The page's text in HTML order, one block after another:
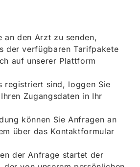
an den Arzt zu senden,
der verfügbaren Tarifpakete
auf unserer Plattform
registriert sind, loggen Sie
Zugangsdaten in Ihr
können Sie Anfragen an
über das Kontaktformular
der Anfrage startet der